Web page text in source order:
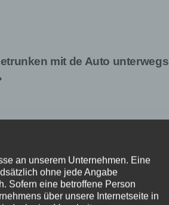
mit de Auto unterwegs
an unserem Unternehmen. Eine
ohne jede Angabe
Sofern eine betroffene Person
über unsere Internetseite in